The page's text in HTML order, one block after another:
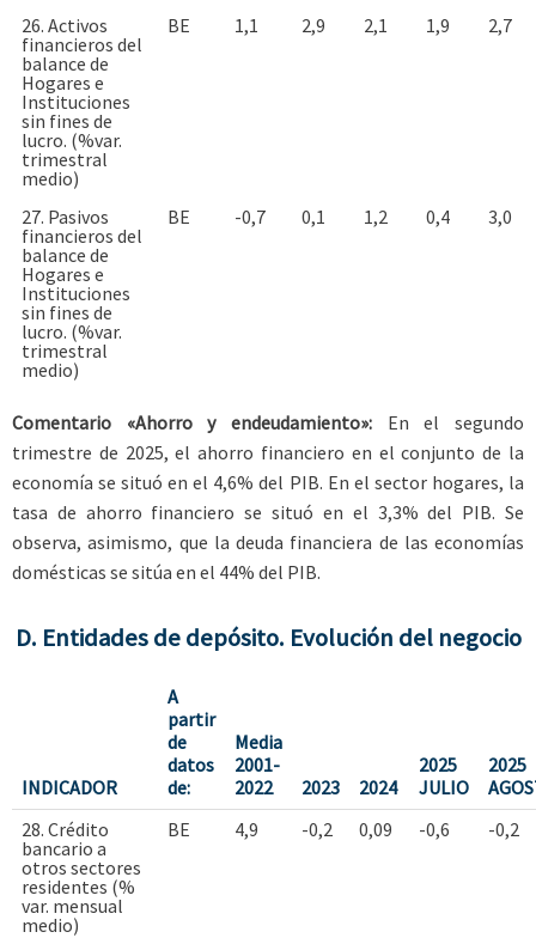
26. Activos
financieros del
balance de
Hogares e
Instituciones
sin fines de
lucro. (%var.
trimestral
medio)
BE 1,1 2,9 2,1 1,9 2,7
27. Pasivos
financieros del
balance de
Hogares e
Instituciones
sin fines de
lucro. (%var.
trimestral
medio)
BE -0,7 0,1 1,2 0,4 3,0
Comentario «Ahorro y endeudamiento»: En el segundo
trimestre de 2025, el ahorro financiero en el conjunto de la
economía se situó en el 4,6% del PIB. En el sector hogares, la
tasa de ahorro financiero se situó en el 3,3% del PIB. Se
observa, asimismo, que la deuda financiera de las economías
domésticas se sitúa en el 44% del PIB.
D. Entidades de depósito. Evolución del negocio
INDICADOR
A
partir
de
datos
de:
Media
2001-
2022
2023 2024
2025
JULIO
2025
28. Crédito
bancario a
otros sectores
residentes (%
var. mensual
medio)
BE 4,9 -0,2 0,09 -0,6 -0,2